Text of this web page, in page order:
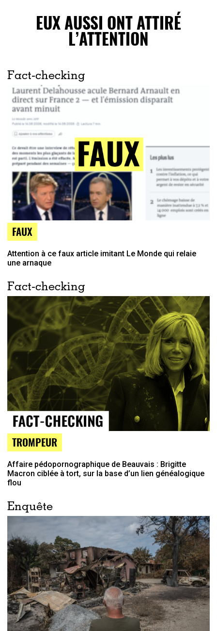
EUX AUSSI ONT ATTIRÉ
L’ATTENTION
Fact-checking
FAUX
Attention à ce faux article imitant Le Monde qui relaie
une arnaque
Fact-checking
TROMPEUR
Affaire pédopornographique de Beauvais : Brigitte
Macron ciblée à tort, sur la base d’un lien généalogique
flou
Enquête